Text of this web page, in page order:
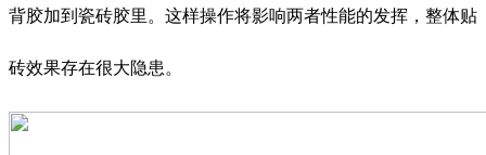
背胶加到瓷砖胶里。这样操作将影响两者性能的发挥，整体贴
砖效果存在很大隐患。